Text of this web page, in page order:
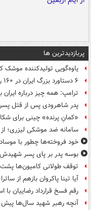
پربازدیدترین ها
یاوه‌گویی تولیدکننده موشک
۶ دستاورد بزرگ ایران در ۱۶۰ روز رهبری رهبر انقلاب
ترامپ: همه چیز درباره
پدر شاهرودی پس از قتل
«کمانِ پرنده» چینی برای
سامانه ضد موشکی لیزری؛
خود فروخته‌ها چطور با
بوسه‌ پدر بر پای پسر شهیدش
توقف طولانی کامیون‌ها
آیا تینا پاکروان بازهم از
رقم فسخ قرارداد رضاییان با استقلال فقط
آنچه رهبر شهید سال‌ها پیش